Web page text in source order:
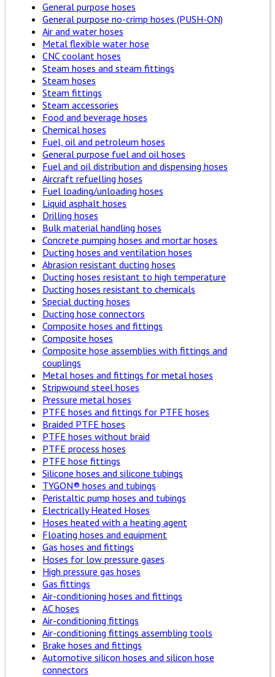
General purpose hoses
General purpose no-crimp hoses (PUSH-ON)
Air and water hoses
Metal flexible water hose
CNC coolant hoses
Steam hoses and steam fittings
Steam hoses
Steam fittings
Steam accessories
Food and beverage hoses
Chemical hoses
Fuel, oil and petroleum hoses
General purpose fuel and oil hoses
Fuel and oil distribution and dispensing hoses
Aircraft refuelling hoses
Fuel loading/unloading hoses
Liquid asphalt hoses
Drilling hoses
Bulk material handling hoses
Concrete pumping hoses and mortar hoses
Ducting hoses and ventilation hoses
Abrasion resistant ducting hoses
Ducting hoses resistant to high temperature
Ducting hoses resistant to chemicals
Special ducting hoses
Ducting hose connectors
Composite hoses and fittings
Composite hoses
Composite hose assemblies with fittings and
couplings
Metal hoses and fittings for metal hoses
Stripwound steel hoses
Pressure metal hoses
PTFE hoses and fittings for PTFE hoses
Braided PTFE hoses
PTFE hoses without braid
PTFE process hoses
PTFE hose fittings
Silicone hoses and silicone tubings
TYGON® hoses and tubings
Peristaltic pump hoses and tubings
Electrically Heated Hoses
Hoses heated with a heating agent
Floating hoses and equipment
Gas hoses and fittings
Hoses for low pressure gases
High pressure gas hoses
Gas fittings
Air-conditioning hoses and fittings
AC hoses
Air-conditioning fittings
Air-conditioning fittings assembling tools
Brake hoses and fittings
Automotive silicon hoses and silicon hose
connectors